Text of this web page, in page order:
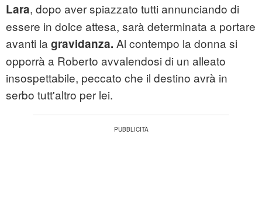
Lara, dopo aver spiazzato tutti annunciando di
essere in dolce attesa, sarà determinata a portare
avanti la gravidanza. Al contempo la donna si
opporrà a Roberto avvalendosi di un alleato
insospettabile, peccato che il destino avrà in
serbo tutt'altro per lei.